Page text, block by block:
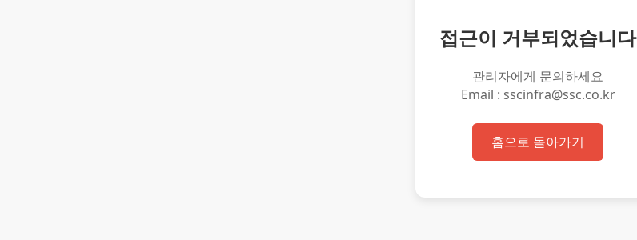
접근이 거부되었습니다
관리자에게 문의하세요
Email : sscinfra@ssc.co.kr
홈으로 돌아가기